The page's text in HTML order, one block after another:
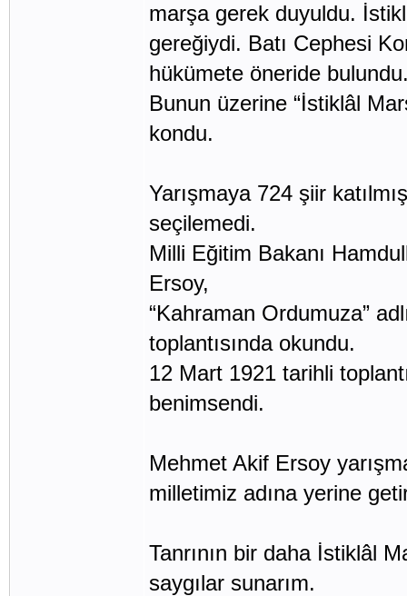
marşa gerek duyuldu.
gereğiydi. Batı Cephesi
hükümete öneride
Bunun üzerine “İstiklâl
kondu.
Yarışmaya 724 şiir
seçilemedi.
Milli Eğitim Bakanı
Ersoy,
“Kahraman Ordumuza”
toplantısında okundu.
12 Mart 1921 tarihli
benimsendi.
Mehmet Akif Ersoy
milletimiz adına yerine
Tanrının bir daha İstiklâl
saygılar sunarım.